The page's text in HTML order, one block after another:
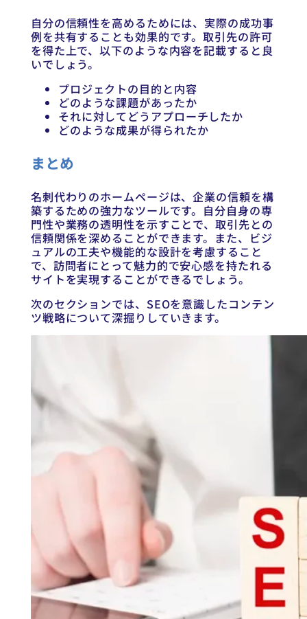
自分の信頼性を高めるためには、実際の成功事
例を共有することも効果的です。取引先の許可
を得た上で、以下のような内容を記載すると良
いでしょう。
プロジェクトの目的と内容
どのような課題があったか
それに対してどうアプローチしたか
どのような成果が得られたか
まとめ
名刺代わりのホームページは、企業の信頼を構
築するための強力なツールです。自分自身の専
門性や業務の透明性を示すことで、取引先との
信頼関係を深めることができます。また、ビジ
ュアルの工夫や機能的な設計を考慮すること
で、訪問者にとって魅力的で安心感を持たれる
サイトを実現することができるでしょう。
次のセクションでは、SEOを意識したコンテン
ツ戦略について深掘りしていきます。